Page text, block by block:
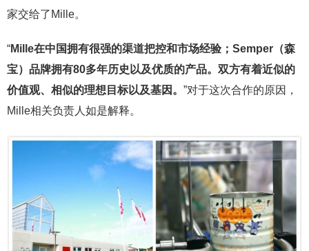
家交给了Mille。
“Mille在中国拥有很强的渠道把控和市场经验；Semper（森
宝）品牌拥有80多年历史以及优质的产品。双方有着近似的
价值观、相似的理想目标以及基因。 ”对于这次合作的原因，
Mille相关负责人如是解释。